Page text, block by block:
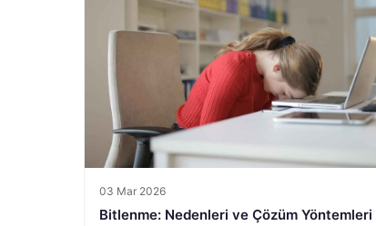
03 Mar 2026
Bitlenme: Nedenleri ve Çözüm Yöntemleri